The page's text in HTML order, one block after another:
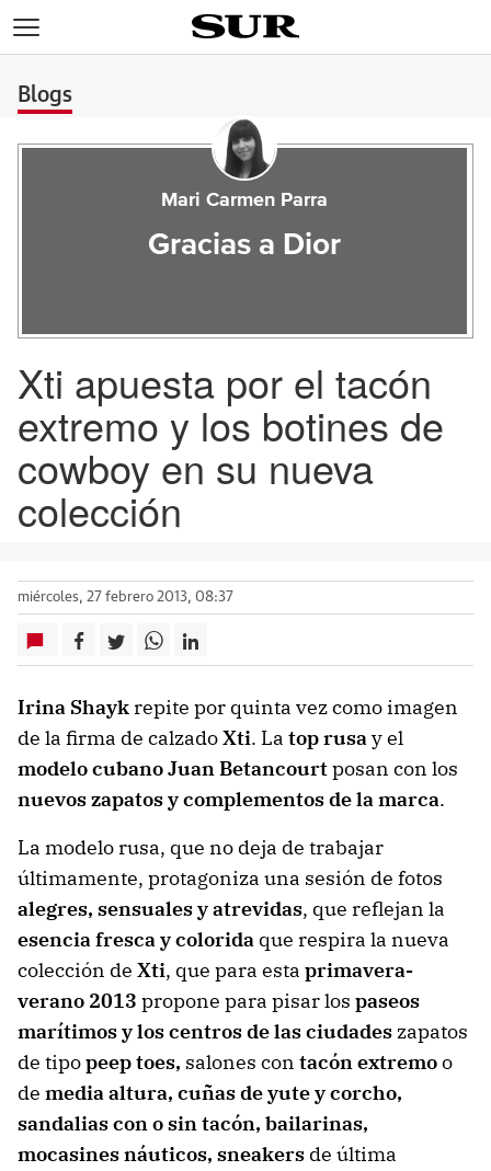
Blogs
Mari Carmen Parra
Gracias a Dior
Xti apuesta por el tacón
extremo y los botines de
cowboy en su nueva
colección
miércoles, 27 febrero 2013, 08:37
Irina Shaykrepite por quinta vez como imagen
de la firma de calzadoXti. La top rusay el
modelo cubano Juan Betancourtposan con los
nuevos zapatos y complementos de la marca.
La modelo rusa, que no deja de trabajar
últimamente, protagoniza una sesión de fotos
alegres, sensuales y atrevidas, que reflejan la
esencia fresca y colorida que respira la nueva
colección de Xti, que para esta primavera-
verano 2013 propone para pisar los paseos
marítimos y los centros de las ciudades zapatos
de tipopeep toes, salones con tacón extremoo
de media altura, cuñas de yute y corcho,
sandalias con o sin tacón, bailarinas,
mocasines náuticos, sneakers de última